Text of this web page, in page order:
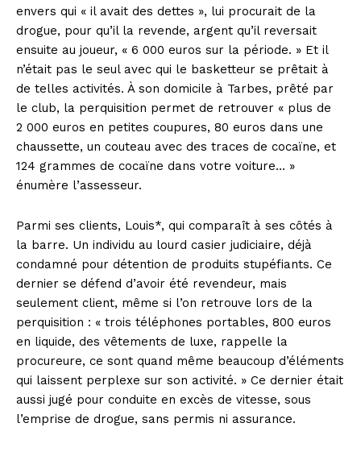
envers qui « il avait des dettes », lui procurait de la
drogue, pour qu’il la revende, argent qu’il reversait
ensuite au joueur, « 6 000 euros sur la période. » Et il
n’était pas le seul avec qui le basketteur se prêtait à
de telles activités. À son domicile à Tarbes, prêté par
le club, la perquisition permet de retrouver « plus de
2 000 euros en petites coupures, 80 euros dans une
chaussette, un couteau avec des traces de cocaïne, et
124 grammes de cocaïne dans votre voiture… »
énumère l’assesseur.
Parmi ses clients, Louis*, qui comparaît à ses côtés à
la barre. Un individu au lourd casier judiciaire, déjà
condamné pour détention de produits stupéfiants. Ce
dernier se défend d’avoir été revendeur, mais
seulement client, même si l’on retrouve lors de la
perquisition : « trois téléphones portables, 800 euros
en liquide, des vêtements de luxe, rappelle la
procureure, ce sont quand même beaucoup d’éléments
qui laissent perplexe sur son activité. » Ce dernier était
aussi jugé pour conduite en excès de vitesse, sous
l’emprise de drogue, sans permis ni assurance.